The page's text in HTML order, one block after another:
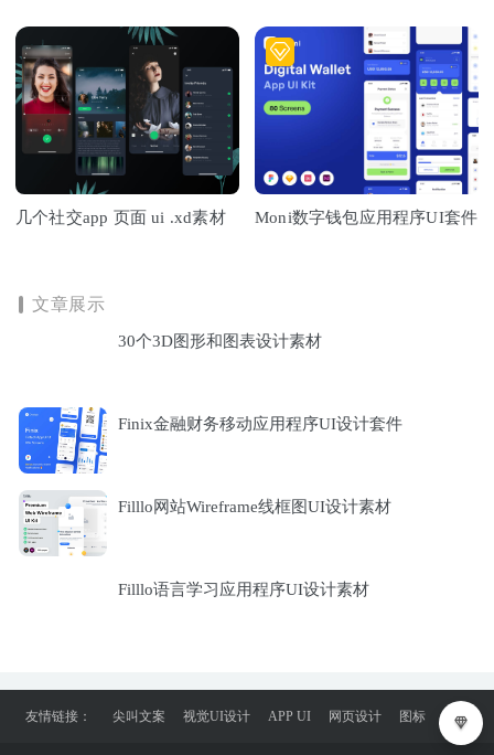
几个社交app 页面 ui .xd素材 Moni数字钱包应用程序UI套件
文章展示
30个3D图形和图表设计素材
Finix金融财务移动应用程序UI设计套件
Filllo网站Wireframe线框图UI设计素材
Filllo语言学习应用程序UI设计素材
友情链接： 尖叫文案 视觉UI设计 APP UI 网页设计 图标